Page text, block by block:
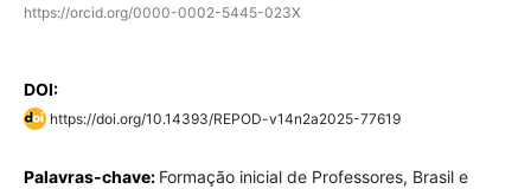
https://orcid.org/0000-0002-5445-023X
DOI:
https://doi.org/10.14393/REPOD-v14n2a2025-77619
Palavras-chave: Formação inicial de Professores, Brasil e